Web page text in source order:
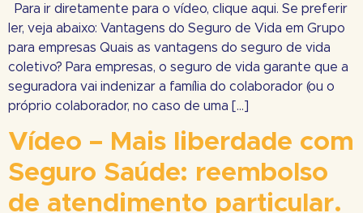
Para ir diretamente para o vídeo, clique aqui. Se preferir
ler, veja abaixo: Vantagens do Seguro de Vida em Grupo
para empresas Quais as vantagens do seguro de vida
coletivo? Para empresas, o seguro de vida garante que a
seguradora vai indenizar a família do colaborador (ou o
próprio colaborador, no caso de uma […]
Vídeo – Mais liberdade com
Seguro Saúde: reembolso
de atendimento particular.